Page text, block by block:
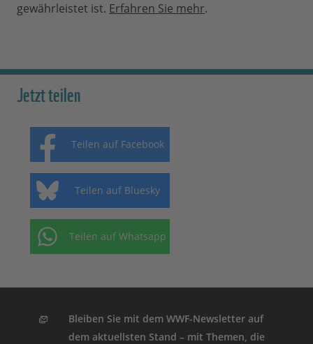
gewährleistet ist. Erfahren Sie mehr.
Jetzt teilen
Teilen auf Facebook
Teilen auf Bluesky
Teilen auf Whatsapp
Bleiben Sie mit dem WWF-Newsletter auf
dem aktuellsten Stand – mit Themen, die